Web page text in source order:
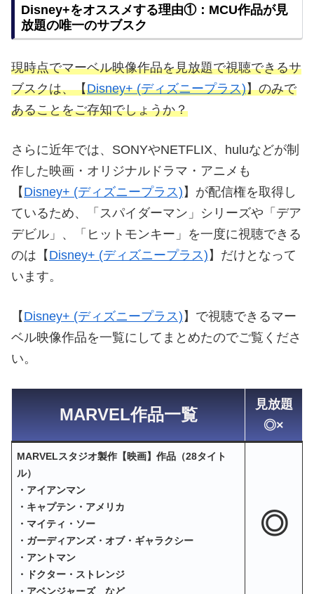
Disney+をオススメする理由①：MCU作品が見
放題の唯一のサブスク
現時点でマーベル映像作品を見放題で視聴できるサ
ブスクは、【Disney+ (ディズニープラス)】のみで
あることをご存知でしょうか？
さらに近年では、SONYやNETFLIX、huluなどが制
作した映画・オリジナルドラマ・アニメも
【 Disney+ (ディズニープラス) 】が配信権を取得し
ているため、「スパイダーマン」シリーズや「デア
デビル」、「ヒットモンキー」を一度に視聴できる
のは【 Disney+ (ディズニープラス) 】だけとなって
います。
【 Disney+ (ディズニープラス) 】で視聴できるマー
ベル映像作品を一覧にしてまとめたのでご覧くださ
い。
MARVEL作品一覧
見放題
◎×
MARVELスタジオ製作【映画】作品（28タイト
ル）
・アイアンマン
・キャプテン・アメリカ
・マイティ・ソー
・ガーディアンズ・オブ・ギャラクシー
・アントマン
・ドクター・ストレンジ
・アベンジャーズ など
◎